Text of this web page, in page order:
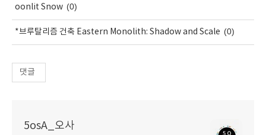
oonlit Snow (0)
*브루탈리즘 건축 Eastern Monolith: Shadow and Scale (0)
댓글
5osA_오사